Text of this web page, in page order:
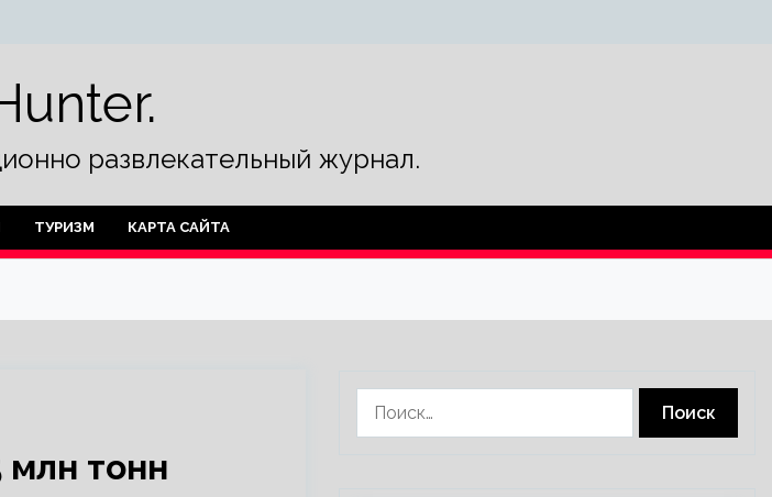
развлекательный журнал.
ТУРИЗМ КАРТА САЙТА
млн тонн